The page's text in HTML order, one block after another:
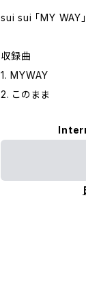
sui sui 「MY WAY」
収録曲
1. MYWAY
2. このまま